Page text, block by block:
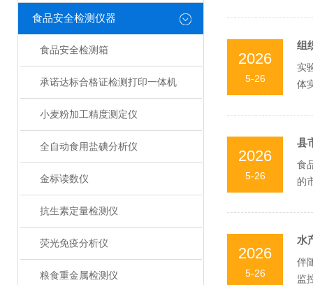
食品安全检测仪器
食品安全检测箱
承诺达标合格证检测打印一体机
小麦粉加工精度测定仪
全自动食用盐碘分析仪
金标读数仪
抗生素定量检测仪
荧光免疫分析仪
粮食重金属检测仪
2026
5-26
组
实
体
2026
5-26
县
食
的
2026
5-26
水
伴
监